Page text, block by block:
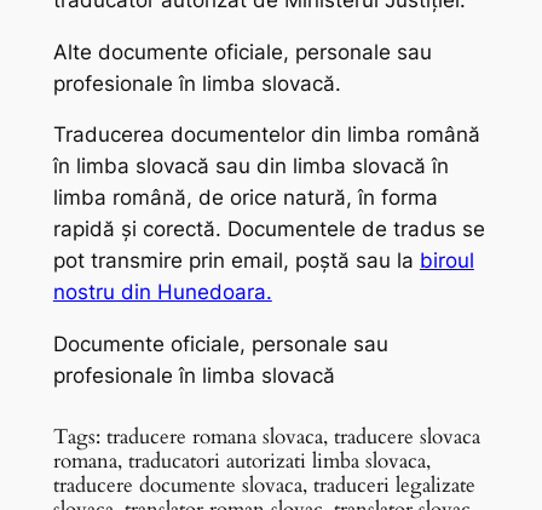
Alte documente oficiale, personale sau
profesionale în limba slovacă.
Traducerea documentelor din limba română
în limba slovacă sau din limba slovacă în
limba română, de orice natură, în forma
rapidă și corectă. Documentele de tradus se
pot transmire prin email, poștă sau la biroul
nostru din Hunedoara.
Documente oficiale, personale sau
profesionale în limba slovacă
Tags: traducere romana slovaca, traducere slovaca
romana, traducatori autorizati limba slovaca,
traducere documente slovaca, traduceri legalizate